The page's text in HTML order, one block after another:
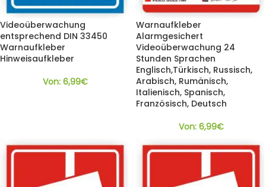
Videoüberwachung
entsprechend DIN 33450
Warnaufkleber
Hinweisaufkleber
Von: 6,99€
Warnaufkleber
Alarmgesichert
Videoüberwachung 24
Stunden Sprachen
Englisch,Türkisch, Russisch,
Arabisch, Rumänisch,
Italienisch, Spanisch,
Französisch, Deutsch
Von: 6,99€